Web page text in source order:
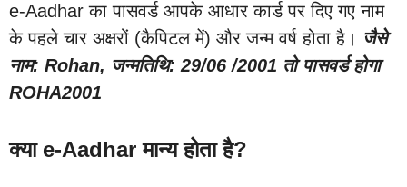
e-Aadhar का पासवर्ड आपके आधार कार्ड पर दिए गए नाम
के पहले चार अक्षरों (कैपिटल में) और जन्म वर्ष होता है। जैसे
नाम: Rohan, जन्मतिथि: 29/06 /2001 तो पासवर्ड होगा
ROHA2001
क्या e-Aadhar मान्य होता है?